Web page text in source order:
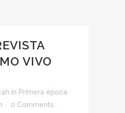
VIVO
in Primera época
0 Comments